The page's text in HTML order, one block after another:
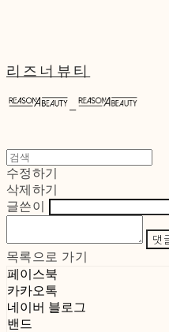
리즈너뷰티
수정하기
삭제하기
글쓴이
댓
목록으로 가기
페이스북
카카오톡
네이버 블로그
밴드